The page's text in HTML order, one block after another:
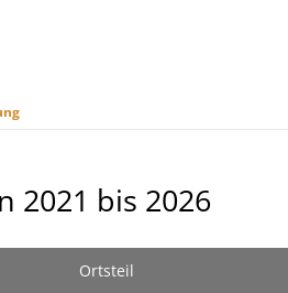
Tourismus Wirtschaft &
2021 bis 2026
Ortsteil